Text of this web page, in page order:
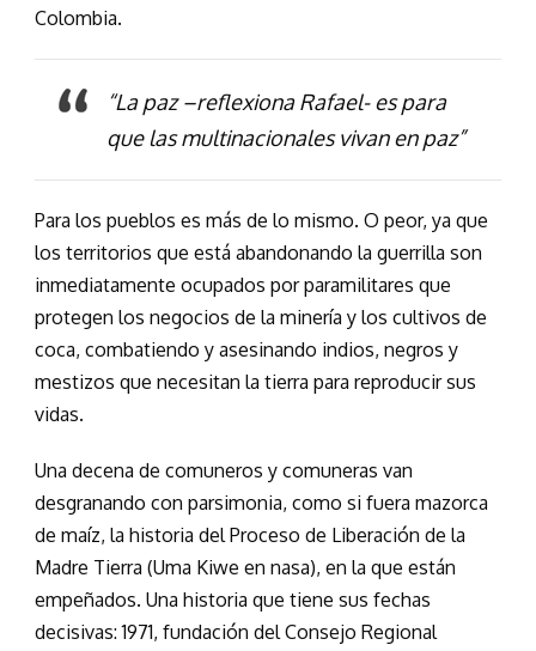
Colombia.
“La paz –reflexiona Rafael- es para
que las multinacionales vivan en paz”
Para los pueblos es más de lo mismo. O peor, ya que
los territorios que está abandonando la guerrilla son
inmediatamente ocupados por paramilitares que
protegen los negocios de la minería y los cultivos de
coca, combatiendo y asesinando indios, negros y
mestizos que necesitan la tierra para reproducir sus
vidas.
Una decena de comuneros y comuneras van
desgranando con parsimonia, como si fuera mazorca
de maíz, la historia del Proceso de Liberación de la
Madre Tierra (Uma Kiwe en nasa), en la que están
empeñados. Una historia que tiene sus fechas
decisivas: 1971, fundación del Consejo Regional